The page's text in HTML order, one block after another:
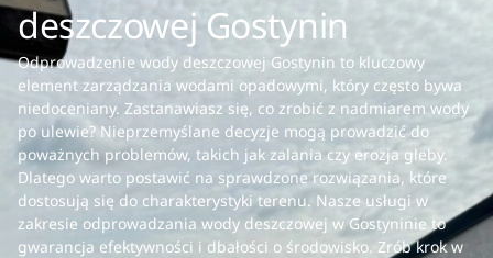
deszczowej Gostynin
Odprowadzenie wody deszczowej Gostynin to kluczowy
element zarządzania wodami opadowymi, który często bywa
niedoceniany. Zastanawiasz się, co zrobić z nadmiarem wody
po ulewie? Nieprzemyślane decyzje mogą prowadzić do
poważnych problemów, takich jak zalania czy erozja gleby.
Dlatego warto postawić na sprawdzone rozwiązania, które
dostosują się do charakterystyki terenu. Nasze usługi w
zakresie odprowadzania wody deszczowej w Gostyninie to
gwarancja efektywności i dbałości o środowisko. Zrób krok w